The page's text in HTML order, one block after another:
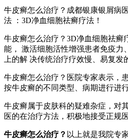
牛皮癣怎么治疗？成都银康银屑病
法 ：3D净血细胞祛癣疗法！
牛皮癣怎么治疗？3D净血细胞祛癣
能， 激活细胞活性增强患者免疫力
上的解 决传统治疗疗效慢、易复发
牛皮癣怎么治疗？医院专家表示，
按牛皮癣的不同类型、病期进行进
牛皮癣属于皮肤科的疑难杂症，对
医的在治疗方法，积极地接受正规
牛皮癣怎么治疗？ 以上就是我院专